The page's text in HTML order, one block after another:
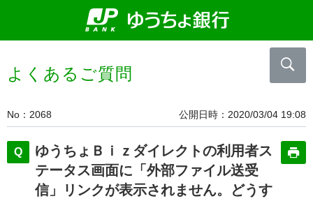
よくあるご質問
No 2068 公開日時 2020/03/04 19:08
ゆうちょＢｉｚダイレクトの利用者ス
テータス画面に「外部ファイル送受
信」リンクが表示されません。どうす